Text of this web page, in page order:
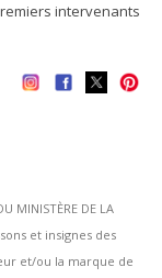
intervenants
MINISTÈRE DE LA
et insignes des
et/ou la marque de